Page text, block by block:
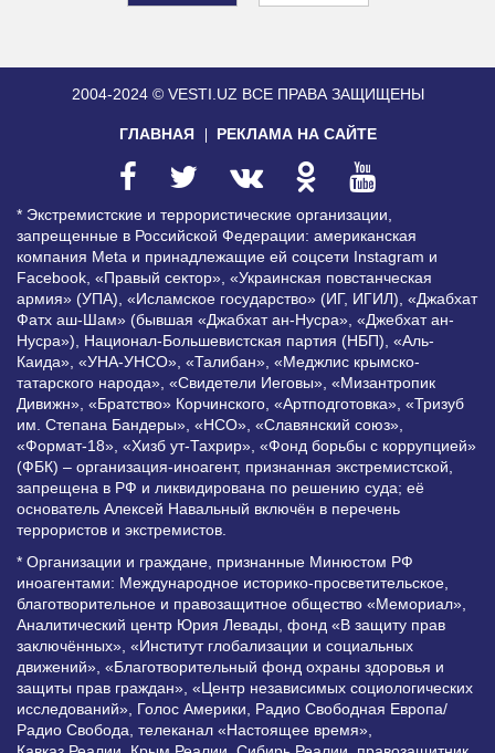
2004-2024 © VESTI.UZ ВСЕ ПРАВА ЗАЩИЩЕНЫ
ГЛАВНАЯ РЕКЛАМА НА САЙТЕ
* Экстремистские и террористические организации,
запрещенные в Российской Федерации: американская
компания Meta и принадлежащие ей соцсети Instagram и
Facebook, «Правый сектор», «Украинская повстанческая
армия» (УПА), «Исламское государство» (ИГ, ИГИЛ), «Джабхат
Фатх аш-Шам» (бывшая «Джабхат ан-Нусра», «Джебхат ан-
Нусра»), Национал-Большевистская партия (НБП), «Аль-
Каида», «УНА-УНСО», «Талибан», «Меджлис крымско-
татарского народа», «Свидетели Иеговы», «Мизантропик
Дивижн», «Братство» Корчинского, «Артподготовка», «Тризуб
им. Степана Бандеры», «НСО», «Славянский союз»,
«Формат-18», «Хизб ут-Тахрир», «Фонд борьбы с коррупцией»
(ФБК) – организация-иноагент, признанная экстремистской,
запрещена в РФ и ликвидирована по решению суда; её
основатель Алексей Навальный включён в перечень
террористов и экстремистов.
* Организации и граждане, признанные Минюстом РФ
иноагентами: Международное историко-просветительское,
благотворительное и правозащитное общество «Мемориал»,
Аналитический центр Юрия Левады, фонд «В защиту прав
заключённых», «Институт глобализации и социальных
движений», «Благотворительный фонд охраны здоровья и
защиты прав граждан», «Центр независимых социологических
исследований», Голос Америки, Радио Свободная Европа/
Радио Свобода, телеканал «Настоящее время»,